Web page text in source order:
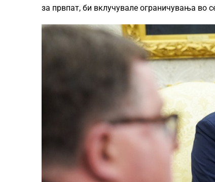
за првпат, би вклучувале ограничувања во